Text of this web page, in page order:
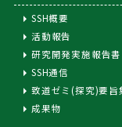
SSH概要
活動報告
研究開発実施報告書
SSH通信
致道ゼミ(探究)要旨
成果物